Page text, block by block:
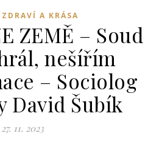
ZDRAVÍ A KRÁSA
ZEMĚ – Soud
nešířím
– Sociolog
David Šubík
27. 11. 2023